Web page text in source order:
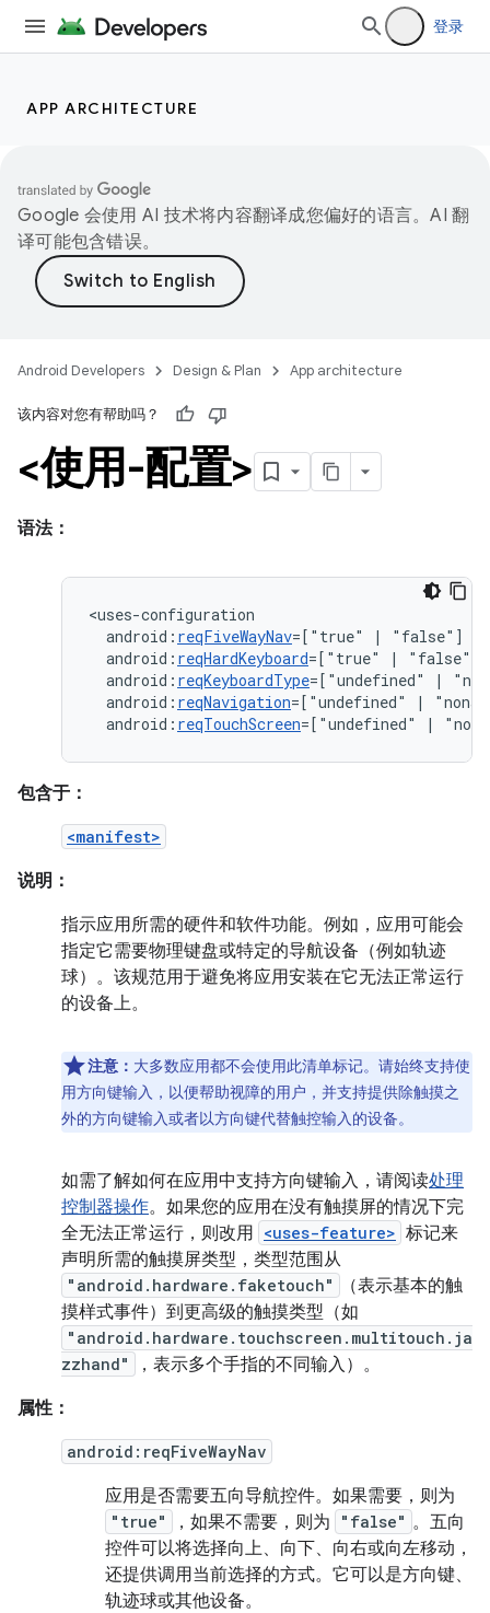
登录
APP ARCHITECTURE
Google 会使用 AI 技术将内容翻译成您偏好的语言。AI 翻
译可能包含错误。
Android Developers Design & Plan App architecture
该内容对您有帮助吗？
<使用-配置>
语法：
android: reqFiveWayNav=["true" |
android: reqHardKeyboard=["true" |
android: reqKeyboardType=["undefined" |
android: reqNavigation=["undefined" |
android: reqTouchScreen=["undefined" |
包含于：
<manifest>
说明：
指示应用所需的硬件和软件功能。例如，应用可能会
指定它需要物理键盘或特定的导航设备（例如轨迹
球）。该规范用于避免将应用安装在它无法正常运行
的设备上。
注意： 大多数应用都不会使用此清单标记。请始终支持使
用方向键输入，以便帮助视障的用户，并支持提供除触摸之
外的方向键输入或者以方向键代替触控输入的设备。
如需了解如何在应用中支持方向键输入，请阅读处理
控制器操作。如果您的应用在没有触摸屏的情况下完
全无法正常运行，则改用 <uses-feature> 标记来
声明所需的触摸屏类型，类型范围从
"android.hardware.faketouch"
（表示基本的触
摸样式事件）到更高级的触摸类型（如
"android.hardware.touchscreen.multitouch.ja
zzhand"
，表示多个手指的不同输入）。
属性：
android:reqFiveWayNav
应用是否需要五向导航控件。如果需要，则为
"true" ，如果不需要，则为 "false" 。五向
控件可以将选择向上、向下、向右或向左移动，
还提供调用当前选择的方式。它可以是方向键、
轨迹球或其他设备。